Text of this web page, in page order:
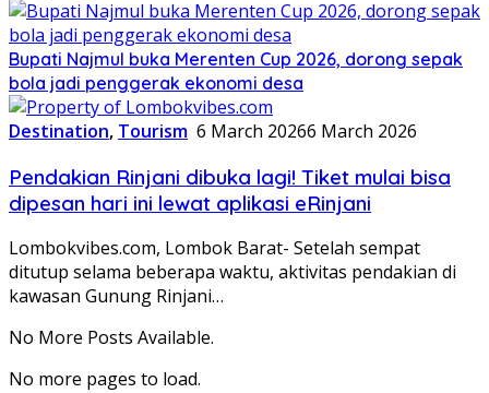
Bupati Najmul buka Merenten Cup 2026, dorong sepak
bola jadi penggerak ekonomi desa
Destination, Tourism 6 March 20266 March 2026
Pendakian Rinjani dibuka lagi! Tiket mulai bisa
dipesan hari ini lewat aplikasi eRinjani
Lombokvibes.com, Lombok Barat- Setelah sempat
ditutup selama beberapa waktu, aktivitas pendakian di
kawasan Gunung Rinjani…
No More Posts Available.
No more pages to load.